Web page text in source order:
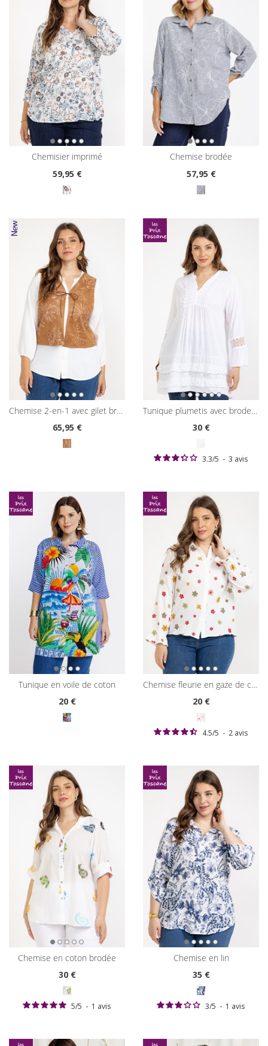
chemisier imprimé
59,95 €
chemise brodée
57,95 €
chemise 2-en-1 avec gilet brodé
65,95 €
tunique plumetis avec broderies
30€
3.3/5 - 3 avis
tunique en voile de coton
20€
chemise fleurie en gaze de coton
20€
4.5/5 - 2 avis
chemise en coton brodée
30€
5/5 - 1 avis
chemise en lin
35€
3/5 - 1 avis